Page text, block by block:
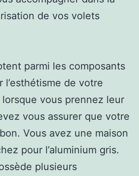
de vos volets
parmi les composants
de votre
vous prennez leur
vous assurer que votre
Vous avez une maison
pour l’aluminium gris.
plusieurs